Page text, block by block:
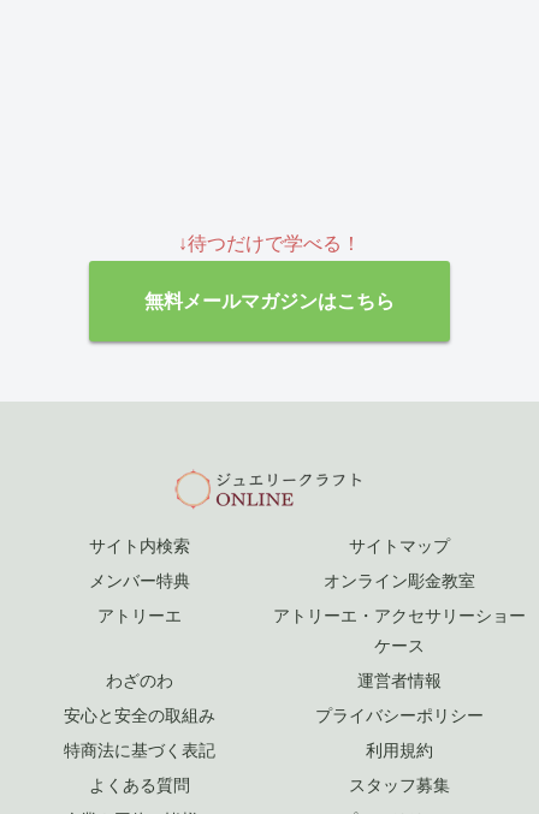
↓待つだけで学べる！
無料メールマガジンはこちら
サイト内検索
サイトマップ
メンバー特典
オンライン彫金教室
アトリーエ
アトリーエ・アクセサリーショー
ケース
わざのわ
運営者情報
安心と安全の取組み
プライバシーポリシー
特商法に基づく表記
利用規約
よくある質問
スタッフ募集